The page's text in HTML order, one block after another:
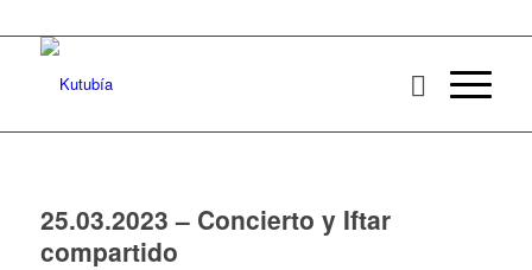
25.03.2023 – Concierto y Iftar
compartido